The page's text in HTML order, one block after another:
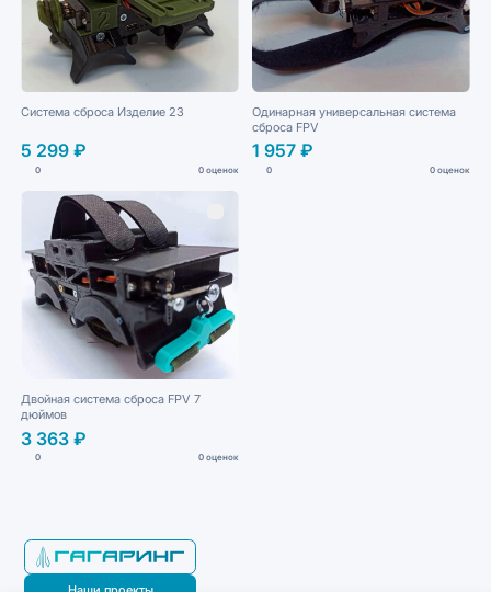
Система сброса Изделие 23
5 299 ₽
0 0 оценок
Одинарная универсальная система
сброса FPV
1 957 ₽
0 0 оценок
Двойная система сброса FPV 7
дюймов
3 363 ₽
0 0 оценок